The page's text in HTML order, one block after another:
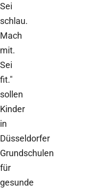
Sei
schlau.
Mach
mit.
Sei
fit."
sollen
Kinder
in
Düsseldorfer
Grundschulen
für
gesunde